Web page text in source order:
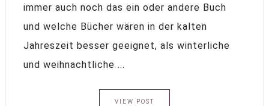
immer auch noch das ein oder andere Buch
und welche Bücher wären in der kalten
Jahreszeit besser geeignet, als winterliche
und weihnachtliche ...
VIEW POST